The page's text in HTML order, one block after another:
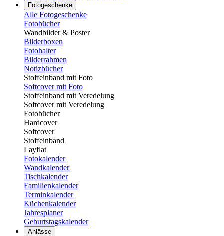
Fotogeschenke
Alle Fotogeschenke
Fotobücher
Wandbilder & Poster
Bilderboxen
Fotohalter
Bilderrahmen
Notizbücher
Stoffeinband mit Foto
Softcover mit Foto
Stoffeinband mit Veredelung
Softcover mit Veredelung
Fotobücher
Hardcover
Softcover
Stoffeinband
Layflat
Fotokalender
Wandkalender
Tischkalender
Familienkalender
Terminkalender
Küchenkalender
Jahresplaner
Geburtstagskalender
Anlässe